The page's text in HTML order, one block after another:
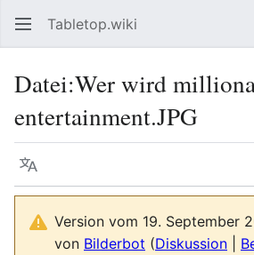
Tabletop.wiki
Datei:Wer wird
entertainment.JPG
Sprache
Version vom 19. September
von Bilderbot (Diskussion